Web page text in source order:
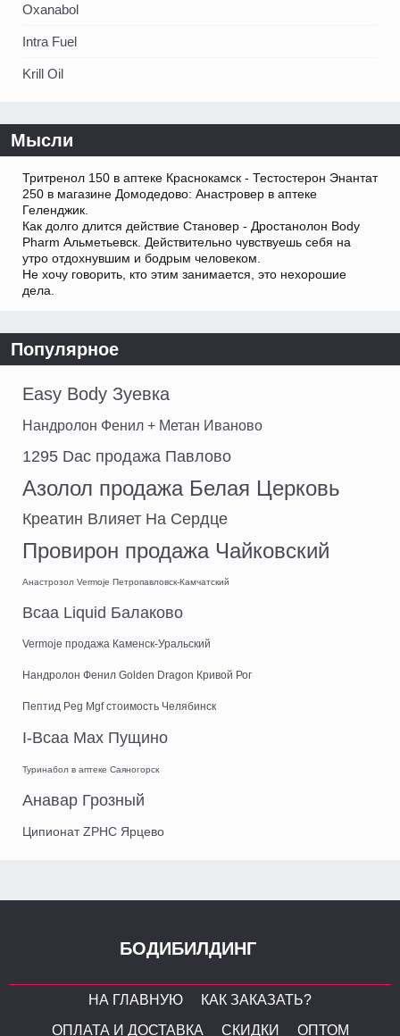
Oxanabol
Intra Fuel
Krill Oil
Мысли
Тритренол 150 в аптеке Краснокамск - Тестостерон Энантат
250 в магазине Домодедово: Анастровер в аптеке
Геленджик.
Как долго длится действие Становер - Дростанолон Body
Pharm Альметьевск. Действительно чувствуешь себя на
утро отдохнувшим и бодрым человеком.
Не хочу говорить, кто этим занимается, это нехорошие
дела.
Популярное
Easy Body Зуевка
Нандролон Фенил + Метан Иваново
1295 Dac продажа Павлово
Азолол продажа Белая Церковь
Креатин Влияет На Сердце
Провирон продажа Чайковский
Анастрозол Vermoje Петропавловск-Камчатский
Bcaa Liquid Балаково
Vermoje продажа Каменск-Уральский
Нандролон Фенил Golden Dragon Кривой Рог
Пептид Peg Mgf стоимость Челябинск
I-Bcaa Max Пущино
Туринабол в аптеке Саяногорск
Анавар Грозный
Ципионат ZPHC Ярцево
БОДИБИЛДИНГ
НА ГЛАВНУЮ
КАК ЗАКАЗАТЬ?
ОПЛАТА И ДОСТАВКА
СКИДКИ ОПТОМ